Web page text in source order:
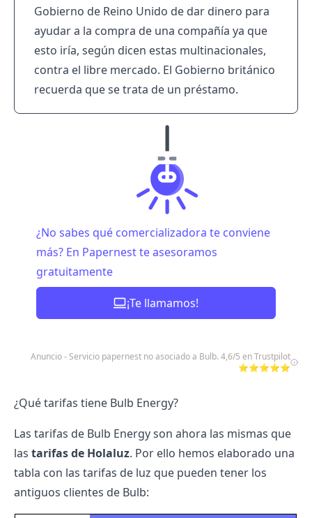
Gobierno de Reino Unido de dar dinero para
ayudar a la compra de una compañía ya que
esto iría, según dicen estas multinacionales,
contra el libre mercado. El Gobierno británico
recuerda que se trata de un préstamo.
¿No sabes qué comercializadora te conviene
más? En Papernest te asesoramos
gratuitamente
¡Te llamamos!
Anuncio - Servicio papernest no asociado a Bulb. 4,6/5 en Trustpilot
⭐⭐⭐⭐⭐
¿Qué tarifas tiene Bulb Energy?
Las tarifas de Bulb Energy son ahora las mismas que
las tarifas de Holaluz. Por ello hemos elaborado una
tabla con las tarifas de luz que pueden tener los
antiguos clientes de Bulb: